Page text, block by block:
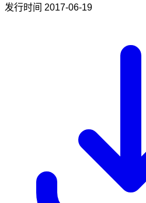
发行时间 2017-06-19